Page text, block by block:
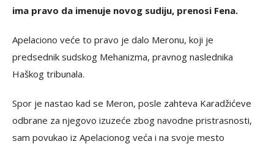
ima pravo da imenuje novog sudiju, prenosi Fena.
Apelaciono veće to pravo je dalo Meronu, koji je
predsednik sudskog Mehanizma, pravnog naslednika
Haškog tribunala.
Spor je nastao kad se Meron, posle zahteva Karadžićeve
odbrane za njegovo izuzeće zbog navodne pristrasnosti,
sam povukao iz Apelacionog veća i na svoje mesto